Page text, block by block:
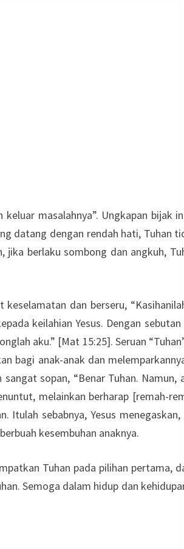
masalahnya”. Ungkapan bijak
datang dengan rendah hati, Tuhan
berlaku sombong dan angkuh,
dan berseru,
keilahian Yesus. Dengan
aku.” [Mat 15:25]. Seruan
bagi anak-anak dan
sopan, “Benar Tuhan. Namun,
melainkan berharap [remah-
sebabnya, Yesus menegaskan,
kesembuhan anaknya.
Tuhan pada pilihan pertama,
Semoga dalam hidup dan